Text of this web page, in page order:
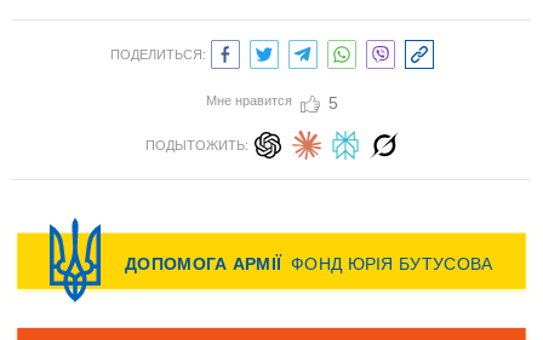
ПОДЕЛИТЬСЯ:
Мне нравится 5
ПОДЫТОЖИТЬ: